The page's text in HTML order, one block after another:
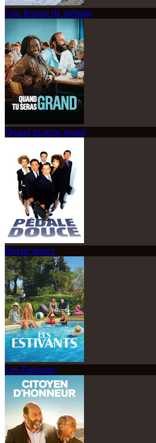
Une femme de ménage
Quand tu seras grand
Pédale douce
Les Estivants